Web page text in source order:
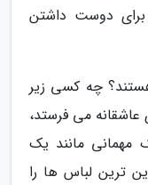
برای دوست داشتن
چه کسی زیر
عاشقانه می فرستد،
مهمانی مانند یک
ترین لباس ها را